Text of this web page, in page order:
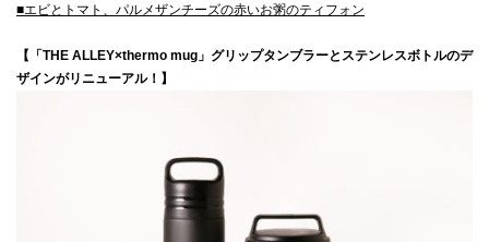
■エビとトマト、パルメザンチーズの赤いお粥のティフォン
【「THE ALLEY×thermo mug」グリップタンブラーとステンレスボトルのデ
ザインがリニューアル！】